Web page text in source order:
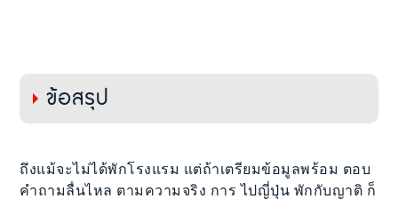
ข้อสรุป
ถึงแม้จะไม่ได้พักโรงแรม แต่ถ้าเตรียมข้อมูลพร้อม ตอบ
คำถามลื่นไหล ตามความจริง การ ไปญี่ปุ่น พักกับญาติ ก็